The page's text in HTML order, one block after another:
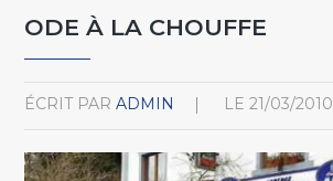
ODE À LA CHOUFFE
ÉCRIT PAR ADMIN LE 21/03/2010